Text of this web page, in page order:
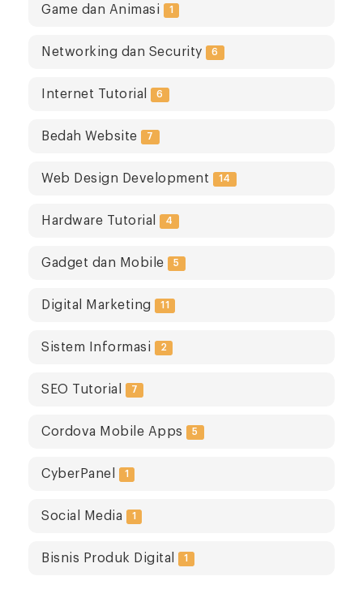
Game dan Animasi 1
Networking dan Security 6
Internet Tutorial 6
Bedah Website 7
Web Design Development 14
Hardware Tutorial 4
Gadget dan Mobile 5
Digital Marketing 11
Sistem Informasi 2
SEO Tutorial 7
Cordova Mobile Apps 5
CyberPanel 1
Social Media 1
Bisnis Produk Digital 1